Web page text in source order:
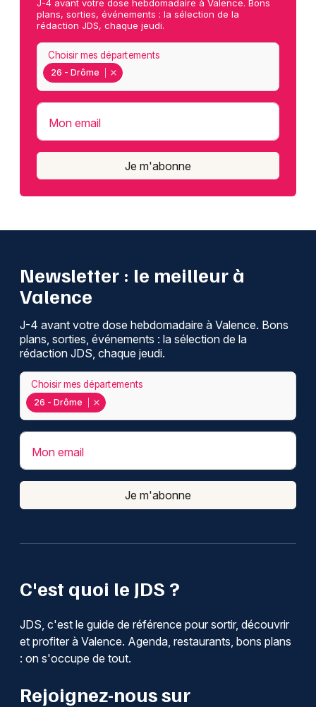
J-4 avant votre dose hebdomadaire à Valence. Bons
plans, sorties, événements : la sélection de la
rédaction JDS, chaque jeudi.
26 - Drôme
Choisir mes départements
Mon email
Je m'abonne
C'est quoi le JDS ?
JDS, c'est le guide de référence pour sortir, découvrir
et profiter à Valence. Agenda, restaurants, bons plans
: on s'occupe de tout.
Rejoignez-nous sur
Newsletter : le meilleur à
Valence
J-4 avant votre dose hebdomadaire à Valence. Bons
plans, sorties, événements : la sélection de la
rédaction JDS, chaque jeudi.
26 - Drôme
Choisir mes départements
Mon email
Je m'abonne